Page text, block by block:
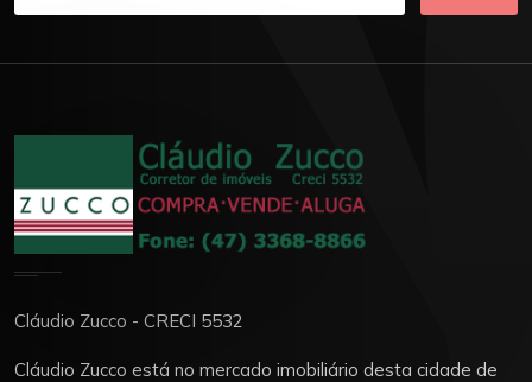
Cláudio Zucco - CRECI 5532
Cláudio Zucco está no mercado imobiliário desta cidade de